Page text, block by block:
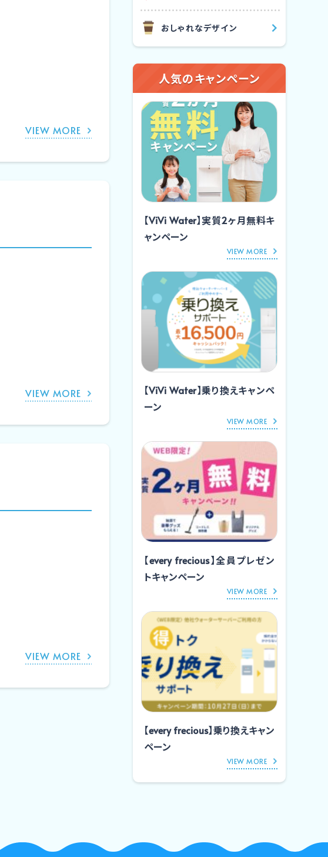
VIEW MORE
VIEW MORE
VIEW MORE
おしゃれなデザイン
人気のキャンペーン
【ViVi Water】実質2ヶ月無料キ
ャンペーン
VIEW MORE
【ViVi Water】乗り換えキャンペ
ーン
VIEW MORE
【every frecious】全員プレゼン
トキャンペーン
VIEW MORE
【every frecious】乗り換えキャン
ペーン
VIEW MORE